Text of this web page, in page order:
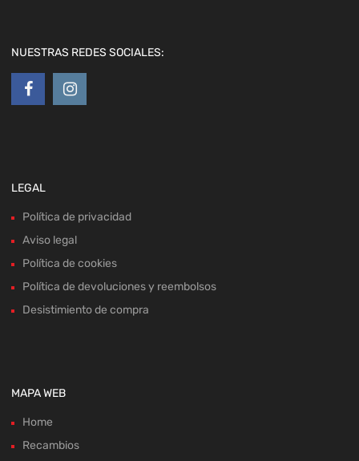
NUESTRAS REDES SOCIALES:
LEGAL
Política de privacidad
Aviso legal
Política de cookies
Política de devoluciones y reembolsos
Desistimiento de compra
MAPA WEB
Home
Recambios